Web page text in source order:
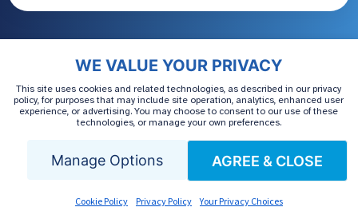
WE VALUE YOUR PRIVACY
This site uses cookies and related technologies, as described in our privacy
policy, for purposes that may include site operation, analytics, enhanced user
experience, or advertising. You may choose to consent to our use of these
technologies, or manage your own preferences.
Manage Options AGREE & CLOSE
Cookie Policy Privacy Policy Your Privacy Choices